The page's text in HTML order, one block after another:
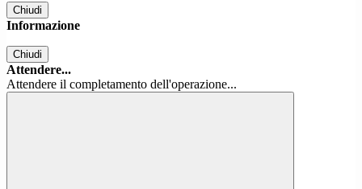
Chiudi
Informazione
Chiudi
Attendere...
Attendere il completamento dell'operazione...